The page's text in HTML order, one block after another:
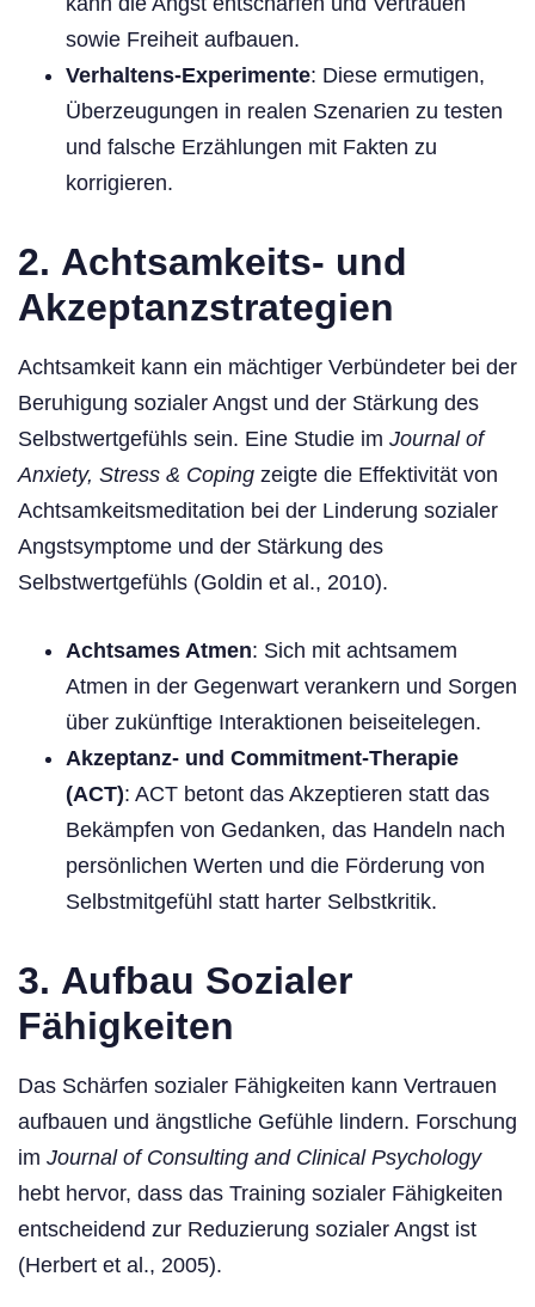
sowie Freiheit aufbauen.
Verhaltens-Experimente: Diese ermutigen,
Überzeugungen in realen Szenarien zu testen
und falsche Erzählungen mit Fakten zu
korrigieren.
2. Achtsamkeits- und
Akzeptanzstrategien
Achtsamkeit kann ein mächtiger Verbündeter bei der
Beruhigung sozialer Angst und der Stärkung des
Selbstwertgefühls sein. Eine Studie im Journal of
Anxiety, Stress & Coping zeigte die Effektivität von
Achtsamkeitsmeditation bei der Linderung sozialer
Angstsymptome und der Stärkung des
Selbstwertgefühls (Goldin et al., 2010).
Achtsames Atmen: Sich mit achtsamem
Atmen in der Gegenwart verankern und Sorgen
über zukünftige Interaktionen beiseitelegen.
Akzeptanz- und Commitment-Therapie
(ACT): ACT betont das Akzeptieren statt das
Bekämpfen von Gedanken, das Handeln nach
persönlichen Werten und die Förderung von
Selbstmitgefühl statt harter Selbstkritik.
3. Aufbau Sozialer
Fähigkeiten
Das Schärfen sozialer Fähigkeiten kann Vertrauen
aufbauen und ängstliche Gefühle lindern. Forschung
im Journal of Consulting and Clinical Psychology
hebt hervor, dass das Training sozialer Fähigkeiten
entscheidend zur Reduzierung sozialer Angst ist
(Herbert et al., 2005).